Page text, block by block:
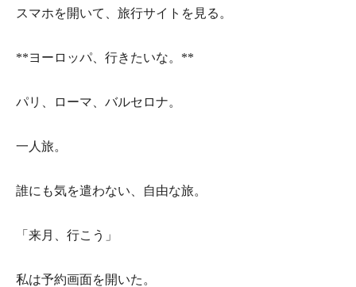
スマホを開いて、旅行サイトを見る。
**ヨーロッパ、行きたいな。**
パリ、ローマ、バルセロナ。
一人旅。
誰にも気を遣わない、自由な旅。
「来月、行こう」
私は予約画面を開いた。